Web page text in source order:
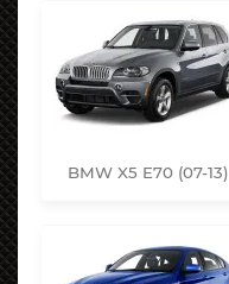
BMW X5 E70 (07-13)